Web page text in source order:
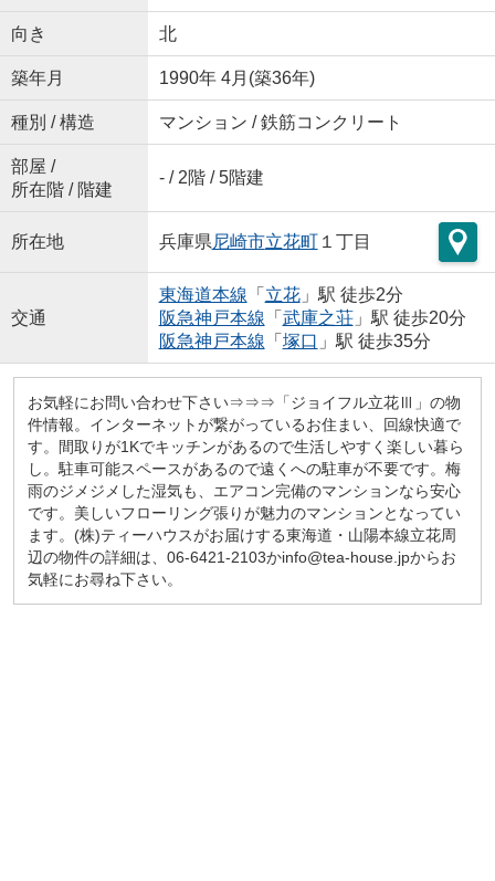
向き 北
築年月 1990年 4月(築36年)
種別 / 構造 マンション / 鉄筋コンクリート
部屋 /
所在階 / 階建
- / 2階 / 5階建
所在地 兵庫県尼崎市立花町１丁目
交通
東海道本線 「 立花」駅 徒歩2分
阪急神戸本線 「 武庫之荘」駅 徒歩20分
阪急神戸本線 「 塚口 」駅 徒歩35分
お気軽にお問い合わせ下さい⇒⇒⇒「ジョイフル立花Ⅲ」の物
件情報。インターネットが繋がっているお住まい、回線快適で
す。間取りが1Kでキッチンがあるので生活しやすく楽しい暮ら
し。駐車可能スペースがあるので遠くへの駐車が不要です。梅
雨のジメジメした湿気も、エアコン完備のマンションなら安心
です。美しいフローリング張りが魅力のマンションとなってい
ます。(株)ティーハウスがお届けする東海道・山陽本線立花周
辺の物件の詳細は、06-6421-2103かinfo@tea-house.jpからお
気軽にお尋ね下さい。